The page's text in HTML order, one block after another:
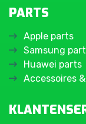
PARTS
Apple parts
Samsung
Huawei parts
Accessoires